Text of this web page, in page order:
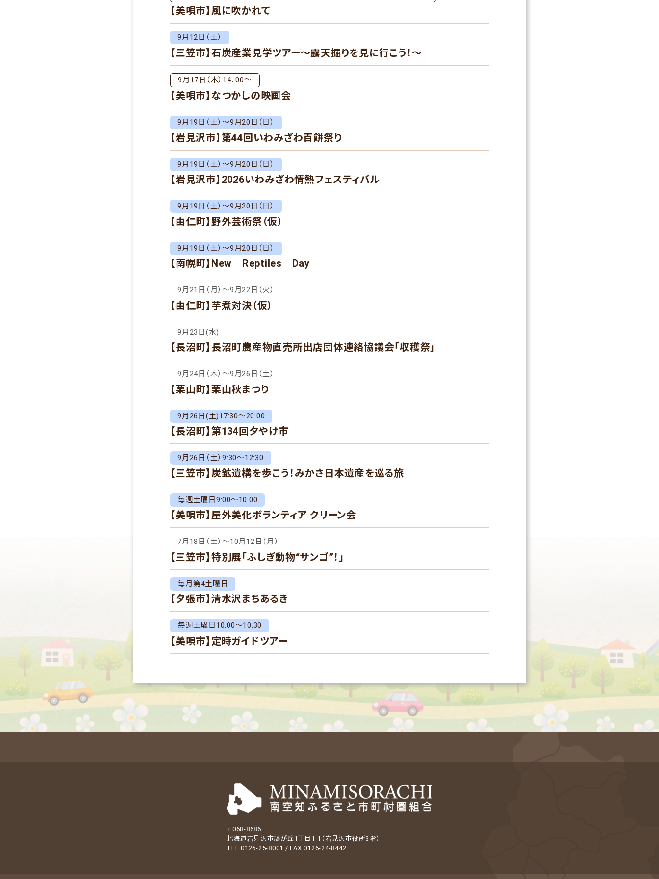
【美唄市】風に吹かれて
9月12日（土）
【三笠市】石炭産業見学ツアー～露天掘りを見に行こう！～
9月17日（木）14：00～
【美唄市】なつかしの映画会
9月19日（土）～9月20日（日）
【岩見沢市】第44回いわみざわ百餅祭り
9月19日（土）～9月20日（日）
【岩見沢市】2026いわみざわ情熱フェスティバル
9月19日（土）～9月20日（日）
【由仁町】野外芸術祭（仮）
9月19日（土）～9月20日（日）
【南幌町】New Reptiles Day
9月21日（月）～9月22日（火）
【由仁町】芋煮対決（仮）
9月23日(水)
【長沼町】長沼町農産物直売所出店団体連絡協議会「収穫祭」
9月24日（木）～9月26日（土）
【栗山町】栗山秋まつり
9月26日(土)17:30～20:00
【長沼町】第134回夕やけ市
9月26日（土）9:30～12:30
【三笠市】炭鉱遺構を歩こう！みかさ日本遺産を巡る旅
毎週土曜日9:00～10:00
【美唄市】屋外美化ボランティア クリーン会
7月18日（土）～10月12日（月）
【三笠市】特別展「ふしぎ動物“サンゴ”！」
毎月第4土曜日
【夕張市】清水沢まちあるき
毎週土曜日10:00～10:30
【美唄市】定時ガイドツアー
〒068-8686
北海道岩見沢市鳩が丘1丁目1-1（岩見沢市役所3階）
TEL:0126-25-8001 / FAX 0126-24-8442